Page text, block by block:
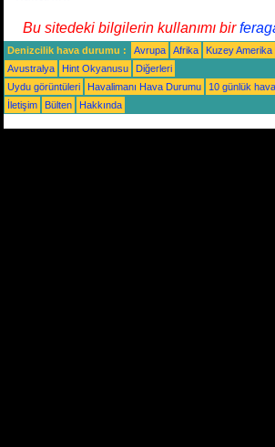
Bu sitedeki bilgilerin kullanımı bir
Denizcilik hava durumu : Avrupa Afrika Kuzey Amerika
Avustralya
Hint Okyanusu
Diğerleri
Uydu görüntüleri
Havalimanı Hava Durumu 10 günlük
İletişim
Bülten Hakkında